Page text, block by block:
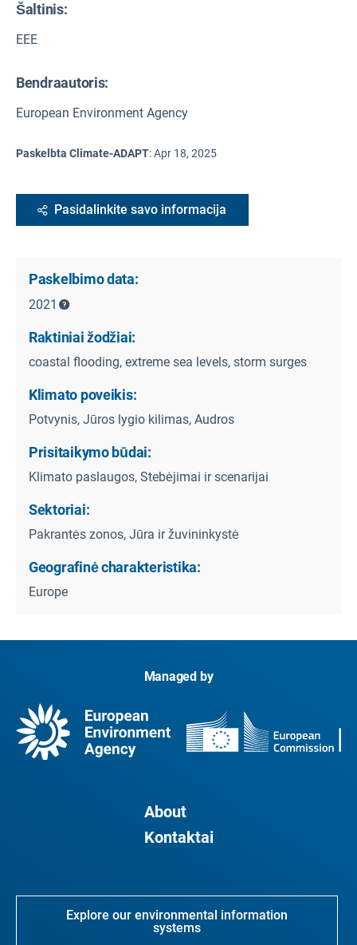
Šaltinis:
EEE
Bendraautoris:
European Environment Agency
Paskelbta Climate-ADAPT:Apr 18, 2025
Pasidalinkite savo informacija
Paskelbimo data:
2021
Raktiniai žodžiai:
coastal flooding, extreme sea levels, storm surges
Klimato poveikis:
Potvynis, Jūros lygio kilimas, Audros
Prisitaikymo būdai:
Klimato paslaugos, Stebėjimai ir scenarijai
Sektoriai:
Pakrantės zonos, Jūra ir žuvininkystė
Geografinė charakteristika:
Europe
Managed by
About
Kontaktai
Explore our environmental information
systems